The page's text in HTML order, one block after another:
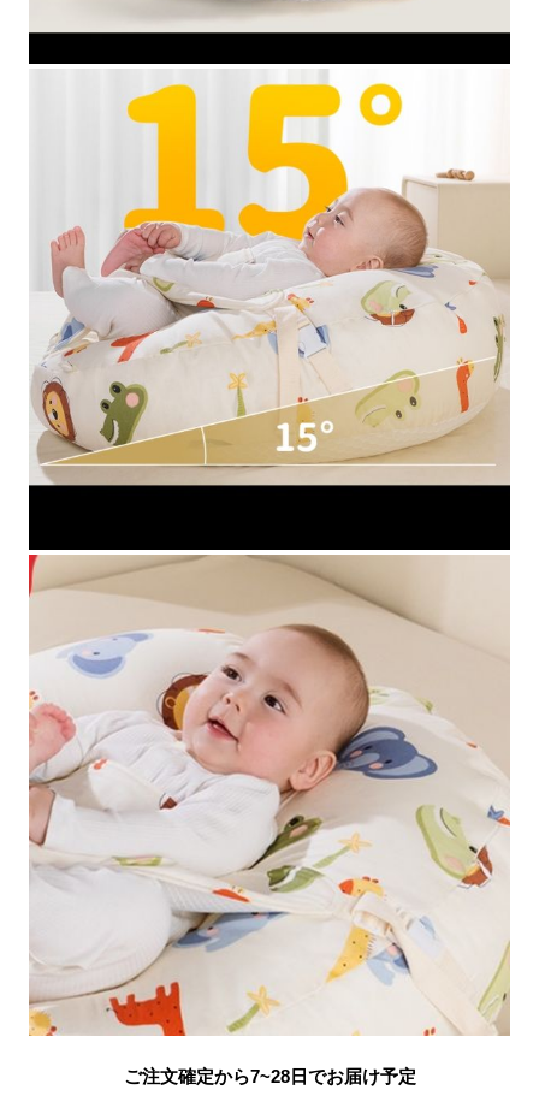
ご注文確定から7~28日でお届け予定